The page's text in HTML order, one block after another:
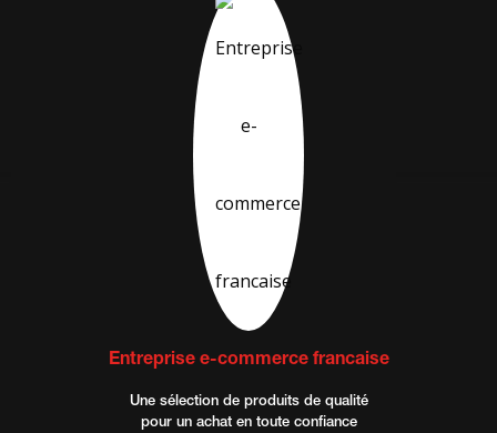
Entreprise e-commerce francaise
Une sélection de produits de qualité
pour un achat en toute confiance